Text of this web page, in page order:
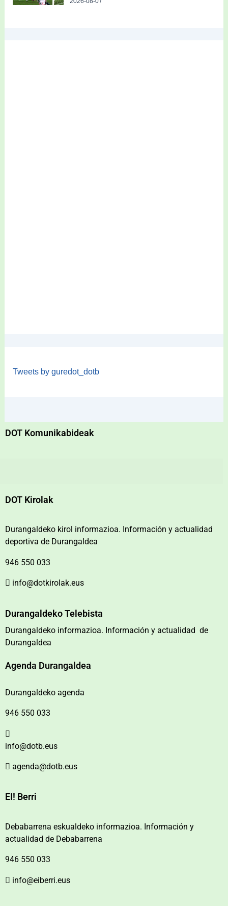
Tweets by guredot_dotb
DOT Komunikabideak
DOT Kirolak
Durangaldeko kirol informazioa. Información y actualidad
deportiva de Durangaldea
946 550 033
info@dotkirolak.eus
Durangaldeko Telebista
Durangaldeko informazioa. Información y actualidad de
Durangaldea
Agenda Durangaldea
Durangaldeko agenda
946 550 033
info@dotb.eus
agenda@dotb.eus
EI! Berri
Debabarrena eskualdeko informazioa. Información y
actualidad de Debabarrena
946 550 033
info@eiberri.eus